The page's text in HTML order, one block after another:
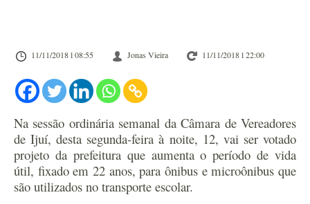
11/11/2018 l 08:55 Jonas Vieira 11/11/2018 l 22:00
Na sessão ordinária semanal da Câmara de Vereadores
de Ijuí, desta segunda-feira à noite, 12, vai ser votado
projeto da prefeitura que aumenta o período de vida
útil, fixado em 22 anos, para ônibus e microônibus que
são utilizados no transporte escolar.